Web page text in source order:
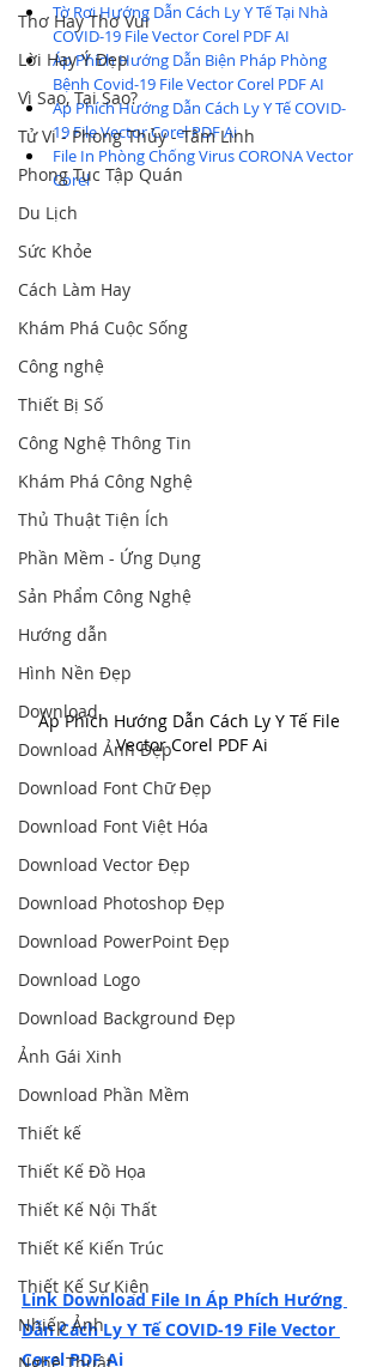
Thơ Hay Thơ Vui
Lời Hay Ý Đẹp
Vì Sao, Tại Sao?
Tử Vi - Phong Thủy - Tâm Linh
Phong Tục Tập Quán
Du Lịch
Sức Khỏe
Cách Làm Hay
Khám Phá Cuộc Sống
Công nghệ
Thiết Bị Số
Công Nghệ Thông Tin
Khám Phá Công Nghệ
Thủ Thuật Tiện Ích
Phần Mềm - Ứng Dụng
Sản Phẩm Công Nghệ
Hướng dẫn
Hình Nền Đẹp
Download
Download Ảnh Đẹp
Download Font Chữ Đẹp
Download Font Việt Hóa
Download Vector Đẹp
Download Photoshop Đẹp
Download PowerPoint Đẹp
Download Logo
Download Background Đẹp
Ảnh Gái Xinh
Download Phần Mềm
Thiết kế
Thiết Kế Đồ Họa
Thiết Kế Nội Thất
Thiết Kế Kiến Trúc
Thiết Kế Sự Kiện
Nhiếp Ảnh
Tờ Rơi Hướng Dẫn Cách Ly Y Tế Tại Nhà
COVID-19 File Vector Corel PDF AI
Áp Phích Hướng Dẫn Biện Pháp Phòng
Bệnh Covid-19 File Vector Corel PDF AI
Áp Phích Hướng Dẫn Cách Ly Y Tế COVID-
19 File Vector Corel PDF Ai
File In Phòng Chống Virus CORONA Vector
Corel
Áp Phích Hướng Dẫn Cách Ly Y Tế File
Vector Corel PDF Ai
Link Download File In Áp Phích Hướng
Dẫn Cách Ly Y Tế COVID-19 File Vector
Corel PDF Ai